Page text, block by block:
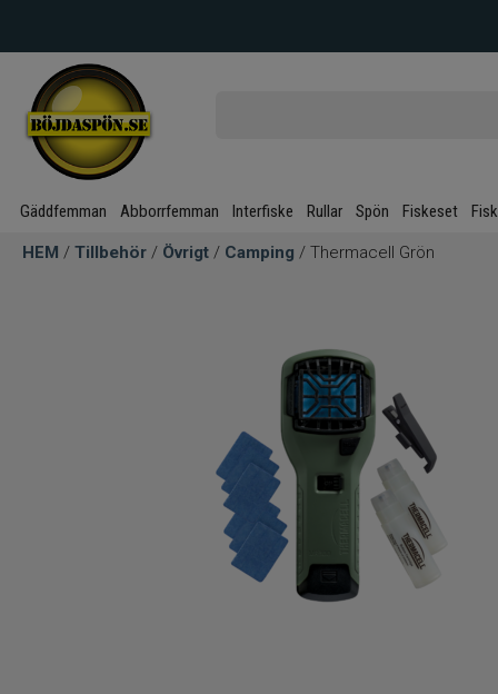
Gäddfemman Abborrfemman Interfiske Rullar Spön Fiskeset
HEM / Tillbehör / Övrigt / Camping / Thermacell Grön